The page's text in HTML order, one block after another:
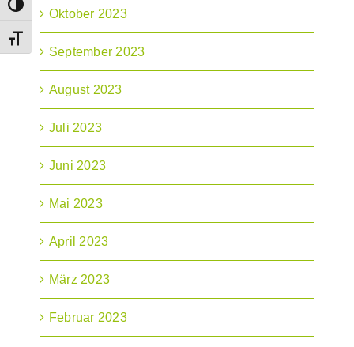
Umschalten auf hohe Kontraste
Schrift vergrößern
Oktober 2023
September 2023
August 2023
Juli 2023
Juni 2023
Mai 2023
April 2023
März 2023
Februar 2023